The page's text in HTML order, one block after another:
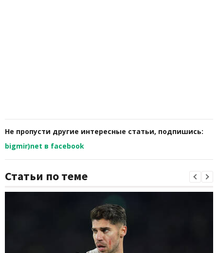
Не пропусти другие интересные статьи, подпишись:
bigmir)net в facebook
Статьи по теме